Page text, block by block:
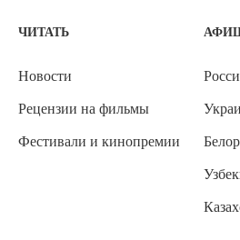
ЧИТАТЬ
Новости
Рецензии на фильмы
Фестивали и кинопремии